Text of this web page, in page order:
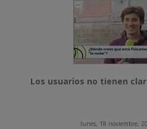
Los usuarios no tienen
lunes, 18 noviembre,